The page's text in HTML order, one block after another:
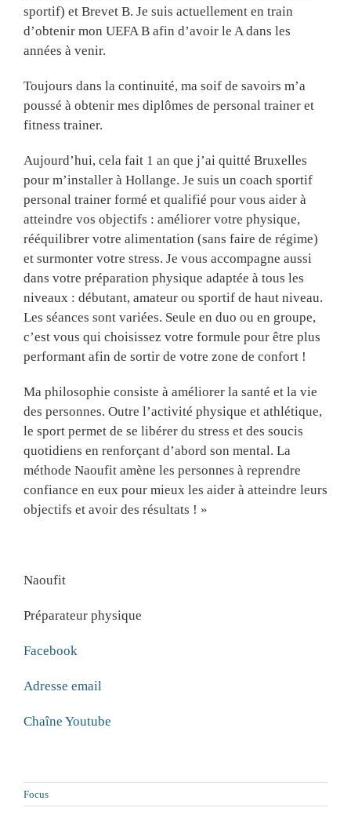
sportif) et Brevet B. Je suis actuellement en train
d’obtenir mon UEFA B afin d’avoir le A dans les
années à venir.
Toujours dans la continuité, ma soif de savoirs m’a
poussé à obtenir mes diplômes de personal trainer et
fitness trainer.
Aujourd’hui, cela fait 1 an que j’ai quitté Bruxelles
pour m’installer à Hollange. Je suis un coach sportif
personal trainer formé et qualifié pour vous aider à
atteindre vos objectifs : améliorer votre physique,
rééquilibrer votre alimentation (sans faire de régime)
et surmonter votre stress. Je vous accompagne aussi
dans votre préparation physique adaptée à tous les
niveaux : débutant, amateur ou sportif de haut niveau.
Les séances sont variées. Seule en duo ou en groupe,
c’est vous qui choisissez votre formule pour être plus
performant afin de sortir de votre zone de confort !
Ma philosophie consiste à améliorer la santé et la vie
des personnes. Outre l’activité physique et athlétique,
le sport permet de se libérer du stress et des soucis
quotidiens en renforçant d’abord son mental. La
méthode Naoufit amène les personnes à reprendre
confiance en eux pour mieux les aider à atteindre leurs
objectifs et avoir des résultats ! »
Naoufit
Préparateur physique
Facebook
Adresse email
Chaîne Youtube
Focus